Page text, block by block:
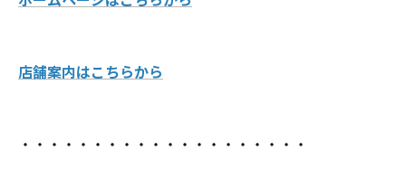
店舗案内はこちらから
・・・・・・・・・・・・・・・・・・・・